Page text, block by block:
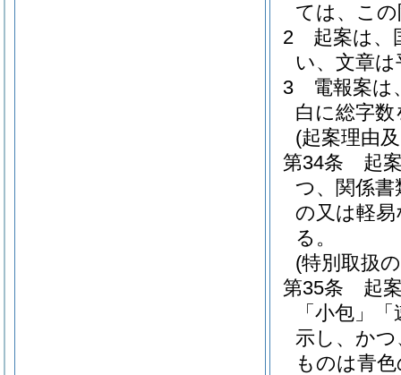
ては、こ
2
起案は、
い、文章
3
電報案は
白に総字
(起案理由
第34条
起
つ、関係
の又は軽
る。
(特別取扱
第35条
起
「小包」
示し、か
ものは青